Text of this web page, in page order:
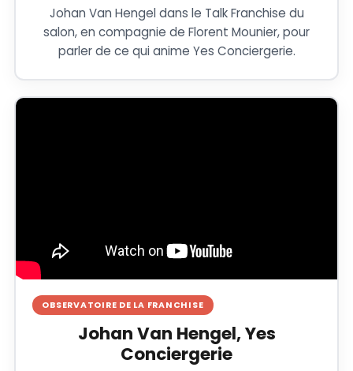
Johan Van Hengel dans le Talk Franchise du
salon, en compagnie de Florent Mounier, pour
parler de ce qui anime Yes Conciergerie.
OBSERVATOIRE DE LA FRANCHISE
Johan Van Hengel, Yes
Conciergerie